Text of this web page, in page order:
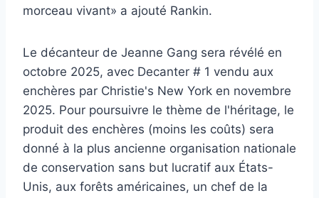
morceau vivant» a ajouté Rankin.
Le décanteur de Jeanne Gang sera révélé en
octobre 2025, avec Decanter # 1 vendu aux
enchères par Christie's New York en novembre
2025. Pour poursuivre le thème de l'héritage, le
produit des enchères (moins les coûts) sera
donné à la plus ancienne organisation nationale
de conservation sans but lucratif aux États-
Unis, aux forêts américaines, un chef de la